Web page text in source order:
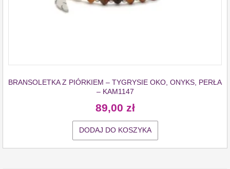
BRANSOLETKA Z PIÓRKIEM – TYGRYSIE OKO, ONYKS, PERŁA
– KAM1147
89,00 zł
DODAJ DO KOSZYKA